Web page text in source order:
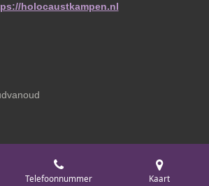
holocaustkampen.nl
Telefoonnummer Kaart